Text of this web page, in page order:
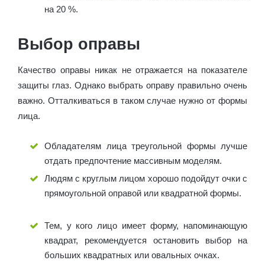
на 20 %.
Выбор оправы
Качество оправы никак не отражается на показателе
защиты глаз. Однако выбрать оправу правильно очень
важно. Отталкиваться в таком случае нужно от формы
лица.
Обладателям лица треугольной формы лучше
отдать предпочтение массивным моделям.
Людям с круглым лицом хорошо подойдут очки с
прямоугольной оправой или квадратной формы.
Тем, у кого лицо имеет форму, напоминающую
квадрат, рекомендуется остановить выбор на
больших квадратных или овальных очках.